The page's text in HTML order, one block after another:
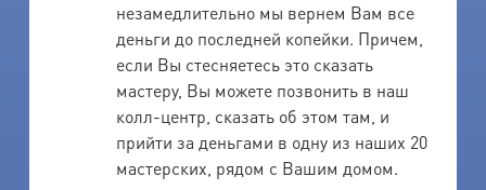
незамедлительно мы вернем Вам все
деньги до последней копейки. Причем,
если Вы стесняетесь это сказать
мастеру, Вы можете позвонить в наш
колл-центр, сказать об этом там, и
прийти за деньгами в одну из наших 20
мастерских, рядом с Вашим домом.